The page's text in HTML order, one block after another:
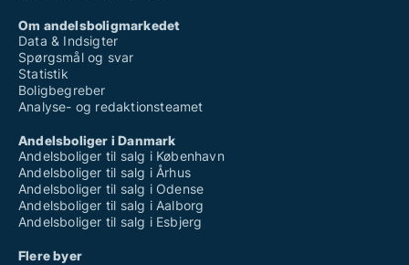
Om andelsboligmarkedet
Data & Indsigter
Spørgsmål og svar
Statistik
Boligbegreber
Analyse- og redaktionsteamet
Andelsboliger i Danmark
Andelsboliger til salg i København
Andelsboliger til salg i Århus
Andelsboliger til salg i Odense
Andelsboliger til salg i Aalborg
Andelsboliger til salg i Esbjerg
Flere byer